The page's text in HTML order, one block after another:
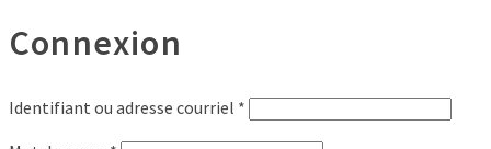
Connexion
Identifiant ou adresse courriel *